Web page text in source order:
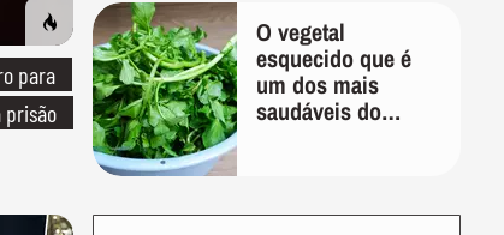
para
prisão
O vegetal
esquecido que é
um dos mais
saudáveis do